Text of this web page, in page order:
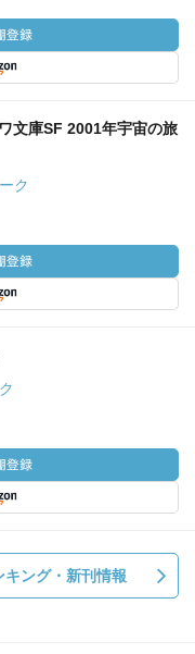
文庫SF 2001年宇宙の旅
ク
ング・新刊情報